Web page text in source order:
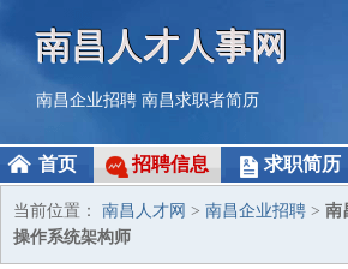
南昌人才人事网
南昌企业招聘 南昌求职者简历
首页 招聘信息 求职简历
当前位置： 南昌人才网 > 南昌企业招聘 > 南
操作系统架构师